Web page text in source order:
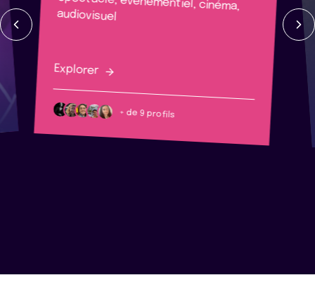
audiovisuel
Explorer
+ de 9 profils